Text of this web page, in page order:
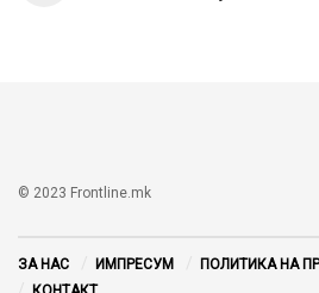
© 2023 Frontline.mk
ЗА НАС ИМПРЕСУМ ПОЛИТИКА НА